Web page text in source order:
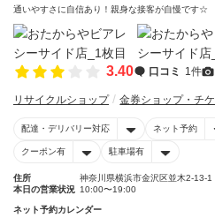
通いやすさに自信あり！親身な接客が自慢です☆
3.40 口コミ 1件
リサイクルショップ 金券ショップ・チ
配達・デリバリー対応 ネット予約
クーポン有 駐車場有
住所
神奈川県横浜市金沢区並木2-13-1
本日の営業状況 10:00〜19:00
ネット予約カレンダー